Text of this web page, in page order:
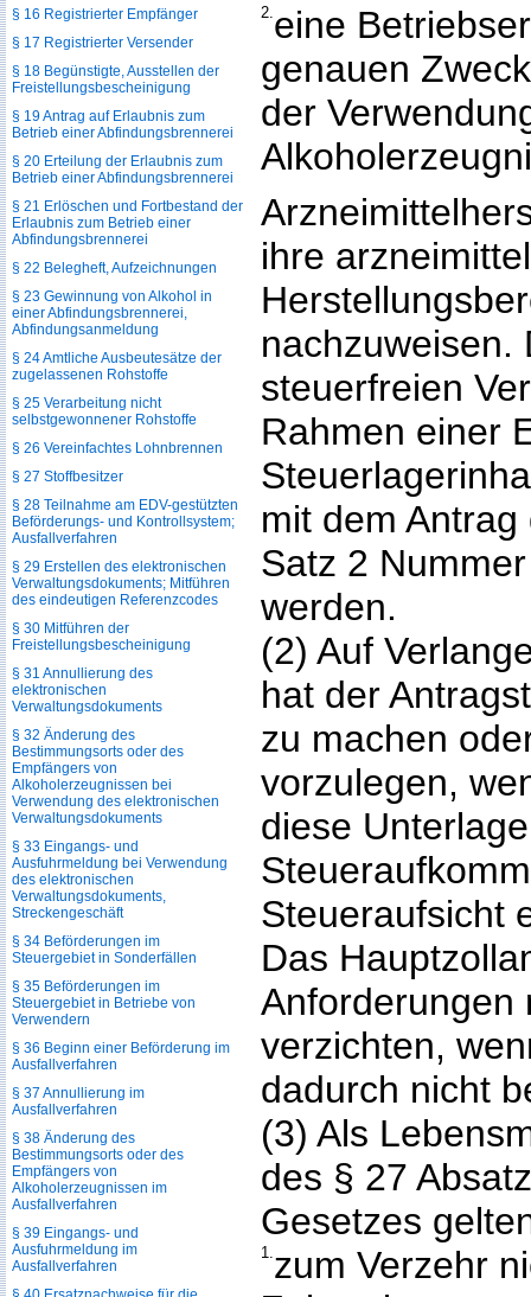
2.eine
genauen
der
ihre
nachzuweisen.
steuerfreien
Rahmen einer
mit dem
Satz 2
werden.
(2) Auf
hat der
zu machen
vorzulegen,
diese
Steueraufsicht
Das
Anforderungen
verzichten,
dadurch nicht
(3) Als
des § 27
Gesetzes
1.zum Verzehr
§ 16 Registrierter Empfänger
§ 17 Registrierter Versender
§ 18 Begünstigte, Ausstellen der
Freistellungsbescheinigung
§ 19 Antrag auf Erlaubnis zum
Betrieb einer Abfindungsbrennerei
§ 20 Erteilung der Erlaubnis zum
Betrieb einer Abfindungsbrennerei
§ 21 Erlöschen und Fortbestand der
Erlaubnis zum Betrieb einer
Abfindungsbrennerei
§ 22 Belegheft, Aufzeichnungen
§ 23 Gewinnung von Alkohol in
einer Abfindungsbrennerei,
Abfindungsanmeldung
§ 24 Amtliche Ausbeutesätze der
zugelassenen Rohstoffe
§ 25 Verarbeitung nicht
selbstgewonnener Rohstoffe
§ 26 Vereinfachtes Lohnbrennen
§ 27 Stoffbesitzer
§ 28 Teilnahme am EDV-gestützten
Beförderungs- und Kontrollsystem;
Ausfallverfahren
§ 29 Erstellen des elektronischen
Verwaltungsdokuments; Mitführen
des eindeutigen Referenzcodes
§ 30 Mitführen der
Freistellungsbescheinigung
§ 31 Annullierung des
elektronischen
Verwaltungsdokuments
§ 32 Änderung des
Bestimmungsorts oder des
Empfängers von
Alkoholerzeugnissen bei
Verwendung des elektronischen
Verwaltungsdokuments
§ 33 Eingangs- und
Ausfuhrmeldung bei Verwendung
des elektronischen
Verwaltungsdokuments,
Streckengeschäft
§ 34 Beförderungen im
Steuergebiet in Sonderfällen
§ 35 Beförderungen im
Steuergebiet in Betriebe von
Verwendern
§ 36 Beginn einer Beförderung im
Ausfallverfahren
§ 37 Annullierung im
Ausfallverfahren
§ 38 Änderung des
Bestimmungsorts oder des
Empfängers von
Alkoholerzeugnissen im
Ausfallverfahren
§ 39 Eingangs- und
Ausfuhrmeldung im
Ausfallverfahren